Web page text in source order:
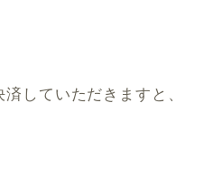
していただきますと、